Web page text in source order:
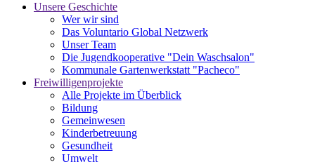
Unsere Geschichte
Wer wir sind
Das Voluntario Global Netzwerk
Unser Team
Die Jugendkooperative "Dein Waschsalon"
Kommunale Gartenwerkstatt "Pacheco"
Freiwilligenprojekte
Alle Projekte im Überblick
Bildung
Gemeinwesen
Kinderbetreuung
Gesundheit
Umwelt